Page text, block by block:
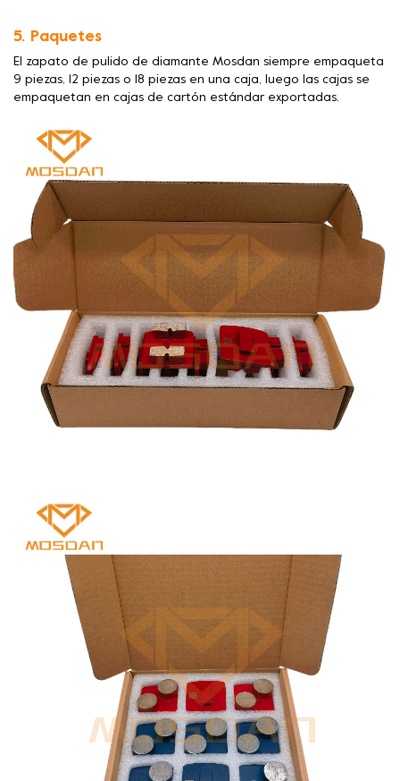
5. Paquetes
El zapato de pulido de diamante Mosdan siempre empaqueta
9 piezas, 12 piezas o 18 piezas en una caja, luego las cajas se
empaquetan en cajas de cartón estándar exportadas.